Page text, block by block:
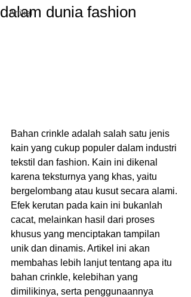
Artikel
dalam dunia fashion
Bahan crinkle adalah salah satu jenis
kain yang cukup populer dalam industri
tekstil dan fashion. Kain ini dikenal
karena teksturnya yang khas, yaitu
bergelombang atau kusut secara alami.
Efek kerutan pada kain ini bukanlah
cacat, melainkan hasil dari proses
khusus yang menciptakan tampilan
unik dan dinamis. Artikel ini akan
membahas lebih lanjut tentang apa itu
bahan crinkle, kelebihan yang
dimilikinya, serta penggunaannya